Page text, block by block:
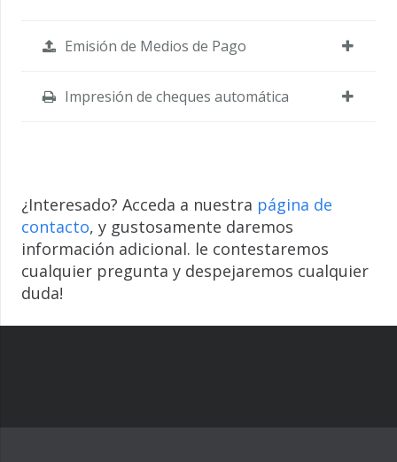
Emisión de Medios de Pago
Impresión de cheques automática
¿Interesado? Acceda a nuestra página de
contacto, y gustosamente daremos
información adicional. le contestaremos
cualquier pregunta y despejaremos cualquier
duda!